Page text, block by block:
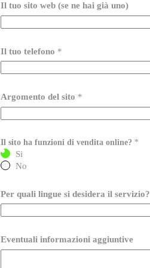
Il tuo sito web (se ne hai già uno)
Il tuo telefono *
Argomento del sito *
Il sito ha funzioni di vendita online? *
Si
No
Per quali lingue si desidera il servizio?
Eventuali informazioni aggiuntive